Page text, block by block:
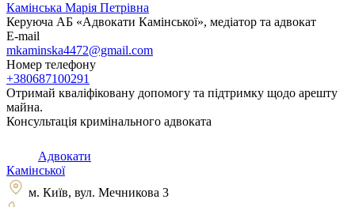
Камінська Марія Петрівна
Керуюча АБ «Адвокати Камінської», медіатор та адвокат
E-mail
mkaminska4472@gmail.com
Номер телефону
+380687100291
Отримай кваліфіковану допомогу та підтримку щодо арешту
майна.
Консультація кримінального адвоката
Адвокати
Камінської
м. Київ, вул. Мечникова 3